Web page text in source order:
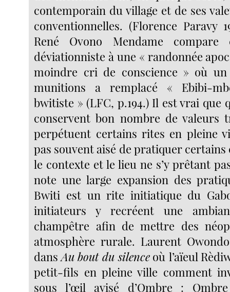
contemporain du village et de ses
conventionnelles. (Florence Paravy
René Ovono Mendame compare
déviationniste à une « randonnée
moindre cri de conscience » où
munitions a remplacé « Ebibi-
bwitiste » (LFC, p.194.) Il est vrai que
conservent bon nombre de valeurs
perpétuent certains rites en pleine
pas souvent aisé de pratiquer
le contexte et le lieu ne s’y prêtant
note une large expansion des
Bwiti est un rite initiatique du
initiateurs y recréent une
champêtre afin de mettre des
atmosphère rurale. Laurent
dansAu bout du silenceoù l’aïeul
petit-fils en pleine ville comment
sous l’œil avisé d’Ombre :